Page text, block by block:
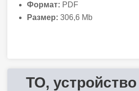
Формат: PDF
Размер: 306,6 Mb
ТО,